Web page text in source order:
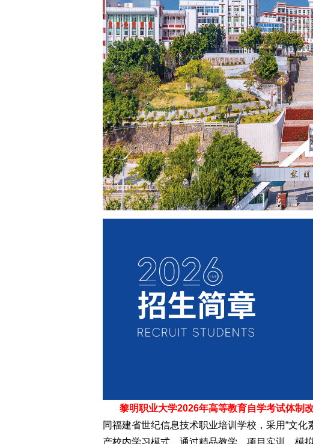
黎明职业大学2026年高等教育自学考试体制
同福建省世纪信息技术职业培训学校，采用“文
产校内学习模式，通过精品教学、项目实训、模